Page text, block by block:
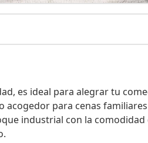
es ideal para alegrar tu
acogedor para cenas
industrial con la comodidad